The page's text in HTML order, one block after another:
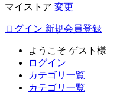
マイストア 変更
ログイン 新規会員登録
ようこそ ゲスト様
ログイン
カテゴリ一覧
カテゴリ一覧